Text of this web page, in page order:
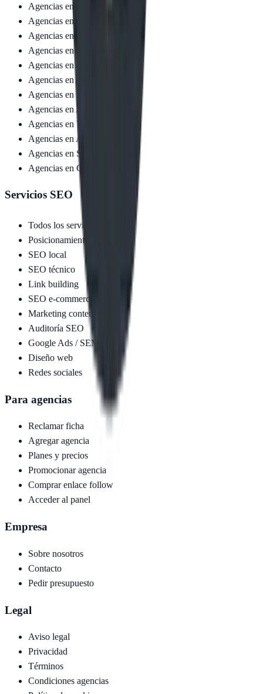
Agencias en
Agencias en
Agencias en
Agencias en
Agencias en
Agencias en
Agencias en
Agencias en Asturias
Agencias en Valladolid
Agencias en A Coruña
Agencias en Salamanca
Agencias en Córdoba
Servicios SEO
Todos los servicios
Posicionamiento web
SEO local
SEO técnico
Link building
SEO e-commerce
Marketing contenidos
Auditoría SEO
Google Ads / SEM
Diseño web
Redes sociales
Para agencias
Reclamar ficha
Agregar agencia
Planes y precios
Promocionar agencia
Comprar enlace follow
Acceder al panel
Empresa
Sobre nosotros
Contacto
Pedir presupuesto
Legal
Aviso legal
Privacidad
Términos
Condiciones agencias